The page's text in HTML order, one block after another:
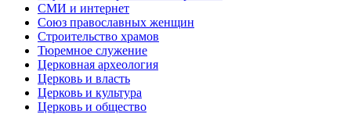
СМИ и интернет
Союз православных женщин
Строительство храмов
Тюремное служение
Церковная археология
Церковь и власть
Церковь и культура
Церковь и общество